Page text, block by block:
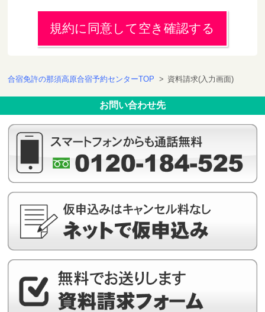
規約に同意して空き確認する
合宿免許の那須高原合宿予約センターTOP > 資料請求(入力画面)
お問い合わせ先